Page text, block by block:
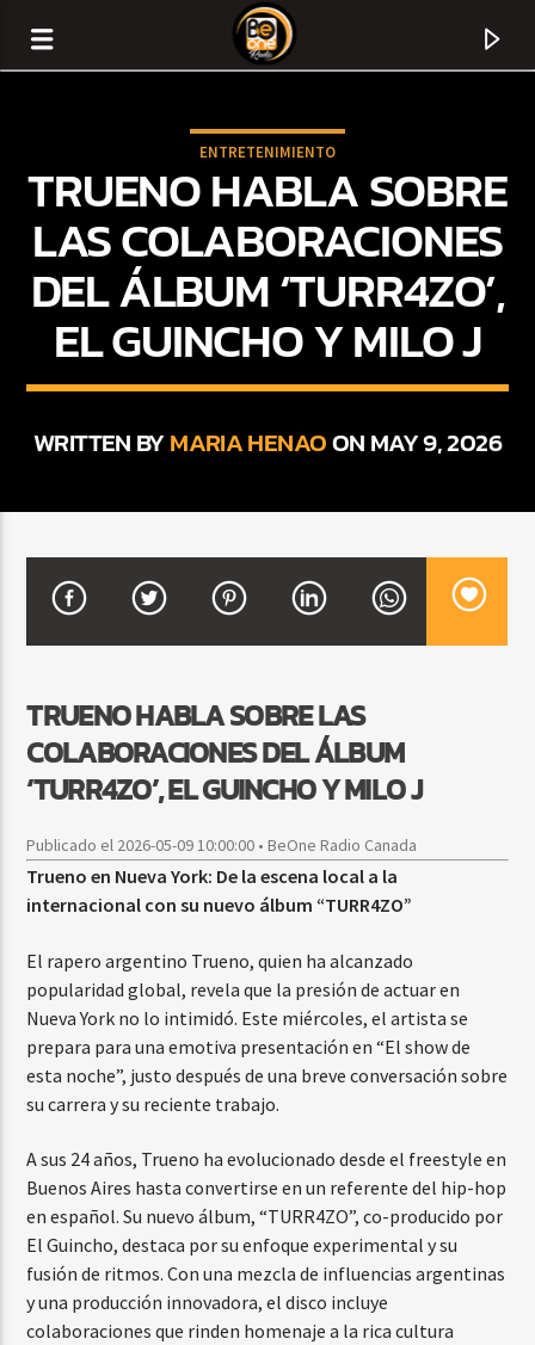
CURRENT TRACK
ARTIST
9:00 AM 11:00 AM
ENTRETENIMIENTO
TRUENO HABLA SOBRE
LAS COLABORACIONES
DEL ÁLBUM ‘TURR4ZO’,
EL GUINCHO Y MILO J
WRITTEN BYMARIA HENAOON MAY 9, 2026
TRUENO HABLA SOBRE LAS
COLABORACIONES DEL ÁLBUM
‘TURR4ZO’, EL GUINCHO Y MILO J
Publicado el 2026-05-09 10:00:00 • BeOne Radio Canada
Trueno en Nueva York: De la escena local a la
internacional con su nuevo álbum “TURR4ZO”
El rapero argentino Trueno, quien ha alcanzado
popularidad global, revela que la presión de actuar en
Nueva York no lo intimidó. Este miércoles, el artista se
prepara para una emotiva presentación en “El show de
esta noche”, justo después de una breve conversación sobre
su carrera y su reciente trabajo.
A sus 24 años, Trueno ha evolucionado desde el freestyle en
Buenos Aires hasta convertirse en un referente del hip-hop
en español. Su nuevo álbum, “TURR4ZO”, co-producido por
El Guincho, destaca por su enfoque experimental y su
fusión de ritmos. Con una mezcla de influencias argentinas
y una producción innovadora, el disco incluye
colaboraciones que rinden homenaje a la rica cultura